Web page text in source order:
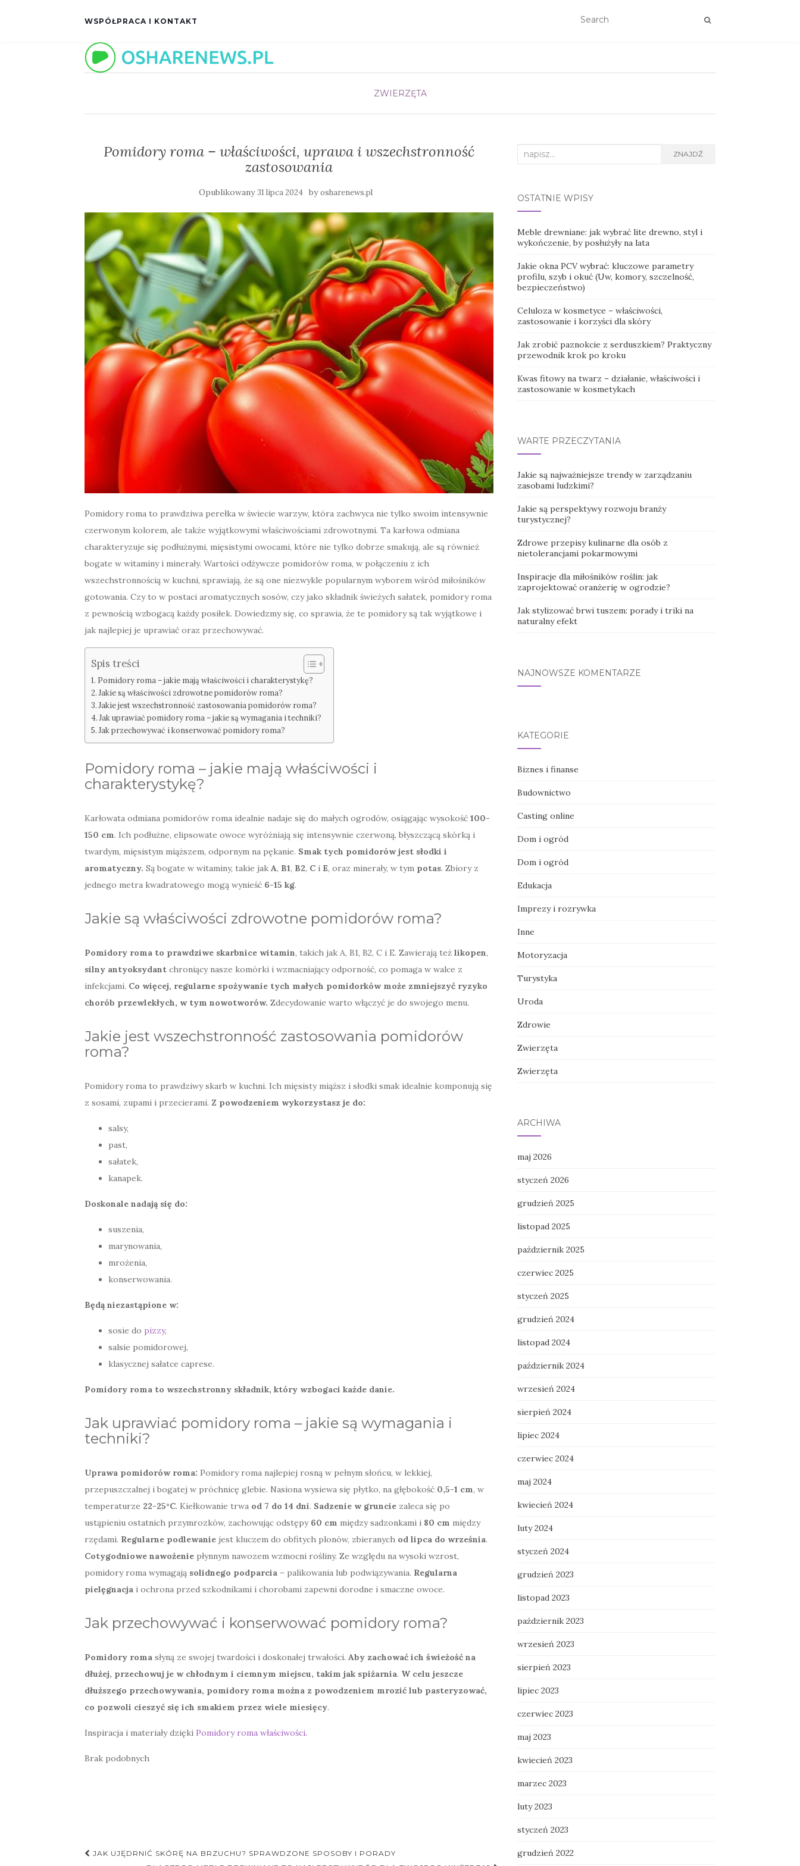
WSPÓŁPRACA I KONTAKT
ZWIERZĘTA
Pomidory roma – właściwości, uprawa i wszechstronność
zastosowania
Opublikowany 31 lipca 2024 byosharenews.pl
Pomidory roma to prawdziwa perełka w świecie warzyw, która zachwyca nie tylko swoim intensywnie
czerwonym kolorem, ale także wyjątkowymi właściwościami zdrowotnymi. Ta karłowa odmiana
charakteryzuje się podłużnymi, mięsistymi owocami, które nie tylko dobrze smakują, ale są również
bogate w witaminy i minerały. Wartości odżywcze pomidorów roma, w połączeniu z ich
wszechstronnością w kuchni, sprawiają, że są one niezwykle popularnym wyborem wśród miłośników
gotowania. Czy to w postaci aromatycznych sosów, czy jako składnik świeżych sałatek, pomidory roma
z pewnością wzbogacą każdy posiłek. Dowiedzmy się, co sprawia, że te pomidory są tak wyjątkowe i
jak najlepiej je uprawiać oraz przechowywać.
Spis treści
Pomidory roma – jakie mają właściwości i charakterystykę?
Jakie są właściwości zdrowotne pomidorów roma?
Jakie jest wszechstronność zastosowania pomidorów roma?
Jak uprawiać pomidory roma – jakie są wymagania i techniki?
Jak przechowywać i konserwować pomidory roma?
Pomidory roma – jakie mają właściwości i
charakterystykę?
Karłowata odmiana pomidorów roma idealnie nadaje się do małych ogrodów, osiągając wysokość 100-
150 cm. Ich podłużne, elipsowate owoce wyróżniają się intensywnie czerwoną, błyszczącą skórką i
twardym, mięsistym miąższem, odpornym na pękanie. Smak tych pomidorów jest słodki i
aromatyczny. Są bogate w witaminy, takie jak A, B1, B2, C i E, oraz minerały, w tym potas. Zbiory z
jednego metra kwadratowego mogą wynieść 6-15 kg.
Jakie są właściwości zdrowotne pomidorów roma?
Pomidory roma to prawdziwe skarbnice witamin, takich jak A, B1, B2, C i E. Zawierają też likopen,
silny antyoksydant chroniący nasze komórki i wzmacniający odporność, co pomaga w walce z
infekcjami. Co więcej, regularne spożywanie tych małych pomidorków może zmniejszyć ryzyko
chorób przewlekłych, w tym nowotworów. Zdecydowanie warto włączyć je do swojego menu.
Jakie jest wszechstronność zastosowania pomidorów
roma?
Pomidory roma to prawdziwy skarb w kuchni. Ich mięsisty miąższ i słodki smak idealnie komponują się
z sosami, zupami i przecierami. Z powodzeniem wykorzystasz je do:
salsy,
past,
sałatek,
kanapek.
Doskonale nadają się do:
suszenia,
marynowania,
mrożenia,
konserwowania.
Będą niezastąpione w:
sosie do pizzy,
salsie pomidorowej,
klasycznej sałatce caprese.
Pomidory roma to wszechstronny składnik, który wzbogaci każde danie.
Jak uprawiać pomidory roma – jakie są wymagania i
techniki?
Uprawa pomidorów roma: Pomidory roma najlepiej rosną w pełnym słońcu, w lekkiej,
przepuszczalnej i bogatej w próchnicę glebie. Nasiona wysiewa się płytko, na głębokość 0,5-1 cm, w
temperaturze 22-25°C. Kiełkowanie trwa od 7 do 14 dni. Sadzenie w gruncie zaleca się po
ustąpieniu ostatnich przymrozków, zachowując odstępy 60 cm między sadzonkami i 80 cm między
rzędami. Regularne podlewanie jest kluczem do obfitych plonów, zbieranych od lipca do września.
Cotygodniowe nawożenie płynnym nawozem wzmocni rośliny. Ze względu na wysoki wzrost,
pomidory roma wymagają solidnego podparcia – palikowania lub podwiązywania. Regularna
pielęgnacja i ochrona przed szkodnikami i chorobami zapewni dorodne i smaczne owoce.
Jak przechowywać i konserwować pomidory roma?
Pomidory roma słyną ze swojej twardości i doskonałej trwałości. Aby zachować ich świeżość na
dłużej, przechowuj je w chłodnym i ciemnym miejscu, takim jak spiżarnia. W celu jeszcze
dłuższego przechowywania, pomidory roma można z powodzeniem mrozić lub pasteryzować,
co pozwoli cieszyć się ich smakiem przez wiele miesięcy.
Inspiracja i materiały dzięki Pomidory roma właściwości.
Brak podobnych
Nawigacja
JAK UJĘDRNIĆ SKÓRĘ NA BRZUCHU? SPRAWDZONE SPOSOBY I PORADY
Search
ZNAJDŹ
OSTATNIE WPISY
Meble drewniane: jak wybrać lite drewno, styl i
wykończenie, by posłużyły na lata
Jakie okna PCV wybrać: kluczowe parametry
profilu, szyb i okuć (Uw, komory, szczelność,
bezpieczeństwo)
Celuloza w kosmetyce – właściwości,
zastosowanie i korzyści dla skóry
Jak zrobić paznokcie z serduszkiem? Praktyczny
przewodnik krok po kroku
Kwas fitowy na twarz – działanie, właściwości i
zastosowanie w kosmetykach
WARTE PRZECZYTANIA
Jakie są najważniejsze trendy w zarządzaniu
zasobami ludzkimi?
Jakie są perspektywy rozwoju branży
turystycznej?
Zdrowe przepisy kulinarne dla osób z
nietolerancjami pokarmowymi
Inspiracje dla miłośników roślin: jak
zaprojektować oranżerię w ogrodzie?
Jak stylizować brwi tuszem: porady i triki na
naturalny efekt
NAJNOWSZE KOMENTARZE
KATEGORIE
Biznes i finanse
Budownictwo
Casting online
Dom i ogród
Dom i ogród
Edukacja
Imprezy i rozrywka
Inne
Motoryzacja
Turystyka
Uroda
Zdrowie
Zwierzęta
Zwierzęta
ARCHIWA
maj 2026
styczeń 2026
grudzień 2025
listopad 2025
październik 2025
czerwiec 2025
styczeń 2025
grudzień 2024
listopad 2024
październik 2024
wrzesień 2024
sierpień 2024
lipiec 2024
czerwiec 2024
maj 2024
kwiecień 2024
luty 2024
styczeń 2024
grudzień 2023
listopad 2023
październik 2023
wrzesień 2023
sierpień 2023
lipiec 2023
czerwiec 2023
maj 2023
kwiecień 2023
marzec 2023
luty 2023
styczeń 2023
grudzień 2022